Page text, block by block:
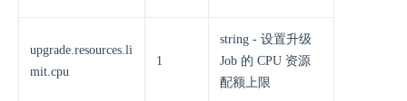
upgrade.resources.li
mit.cpu
1
string - 设置升级
Job 的 CPU 资源
配额上限